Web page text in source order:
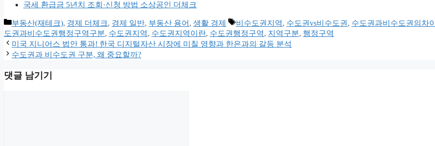
국세 환급금 5년치 조회·신청 방법 소상공인 더체크
카
테
고
리
부동산(재테크), 경제 더체크, 경제 일반, 부동산 용어 , 생활 경제
태
그
비수도권지역, 수도권vs비수도권 , 수도권과비수도권의차
도권과비수도권행정구역구분, 수도권지역, 수도권지역이란, 수도권행정구역, 지역구분, 행정구역
미국 지니어스 법안 통과! 한국 디지털자산 시장에 미칠 영향과 한은과의 갈등 분석
수도권과 비수도권 구분, 왜 중요할까?
댓글 남기기